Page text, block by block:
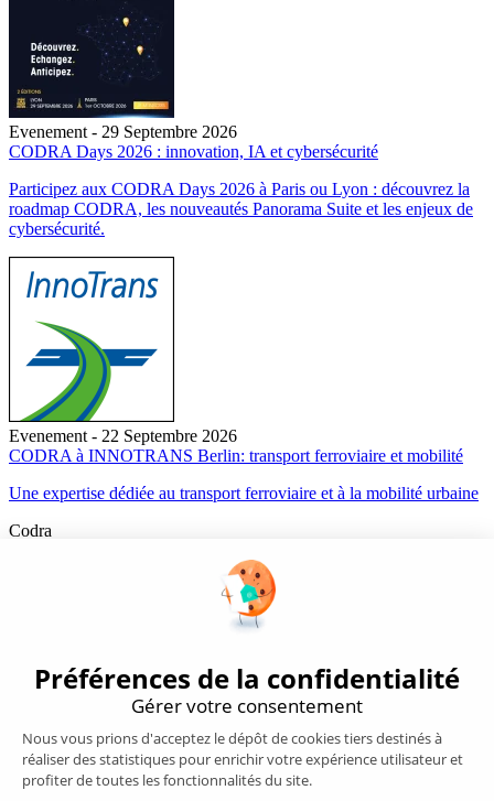
Evenement - 29 Septembre 2026
CODRA Days 2026 : innovation, IA et cybersécurité
Participez aux CODRA Days 2026 à Paris ou Lyon : découvrez la
roadmap CODRA, les nouveautés Panorama Suite et les enjeux de
cybersécurité.
Evenement - 22 Septembre 2026
CODRA à INNOTRANS Berlin: transport ferroviaire et mobilité
Une expertise dédiée au transport ferroviaire et à la mobilité urbaine
Codra
Éditeur des logiciels Panorama Suite et COOX Origin, CODRA est
également un acteur reconnu dans le secteur de l'ingénierie logicielle
Supervision/SCADA
Suivi énergie